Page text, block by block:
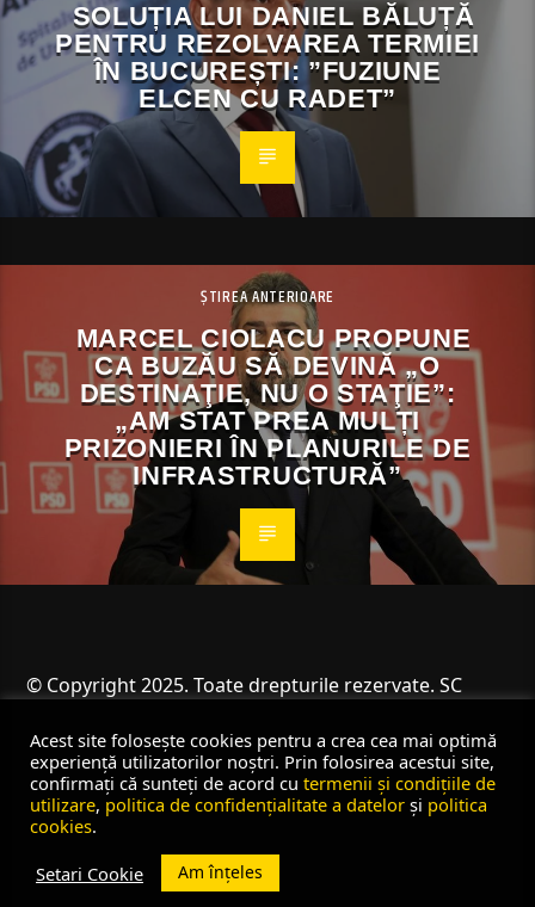
SOLUȚIA LUI DANIEL BĂLUȚĂ
PENTRU REZOLVAREA TERMIEI
ÎN BUCUREȘTI: ”FUZIUNE
ELCEN CU RADET”
ȘTIREA ANTERIOARE
MARCEL CIOLACU PROPUNE
CA BUZĂU SĂ DEVINĂ „O
DESTINAŢIE, NU O STAŢIE”:
„AM STAT PREA MULȚI
PRIZONIERI ÎN PLANURILE DE
INFRASTRUCTURĂ”
© Copyright 2025. Toate drepturile rezervate. SC
Acest site folosește cookies pentru a crea cea mai optimă
experiență utilizatorilor noștri. Prin folosirea acestui site,
confirmați că sunteți de acord cu termenii și condițiile de
utilizare, politica de confidențialitate a datelor și politica
cookies.
Setari Cookie
Am înțeles